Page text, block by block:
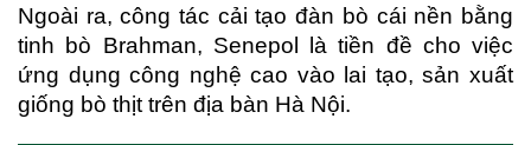
Ngoài ra, công tác cải tạo đàn bò cái nền bằng
tinh bò Brahman, Senepol là tiền đề cho việc
ứng dụng công nghệ cao vào lai tạo, sản xuất
giống bò thịt trên địa bàn Hà Nội.